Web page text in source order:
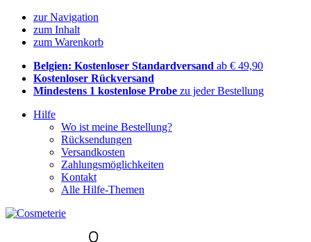
zur Navigation
zum Inhalt
zum Warenkorb
Belgien: Kostenloser Standardversand ab € 49,90
Kostenloser Rückversand
Mindestens 1 kostenlose Probe zu jeder Bestellung
Hilfe
Wo ist meine Bestellung?
Rücksendungen
Versandkosten
Zahlungsmöglichkeiten
Kontakt
Alle Hilfe-Themen